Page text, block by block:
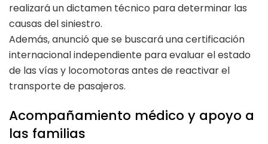
realizará un dictamen técnico para determinar las
causas del siniestro.
Además, anunció que se buscará una certificación
internacional independiente para evaluar el estado
de las vías y locomotoras antes de reactivar el
transporte de pasajeros.
Acompañamiento médico y apoyo a
las familias